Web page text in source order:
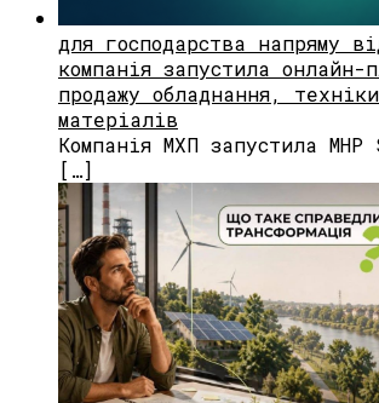
для господарства напряму
компанія запустила онлайн-
продажу обладнання,
матеріалів
Компанія МХП запустила
[…]